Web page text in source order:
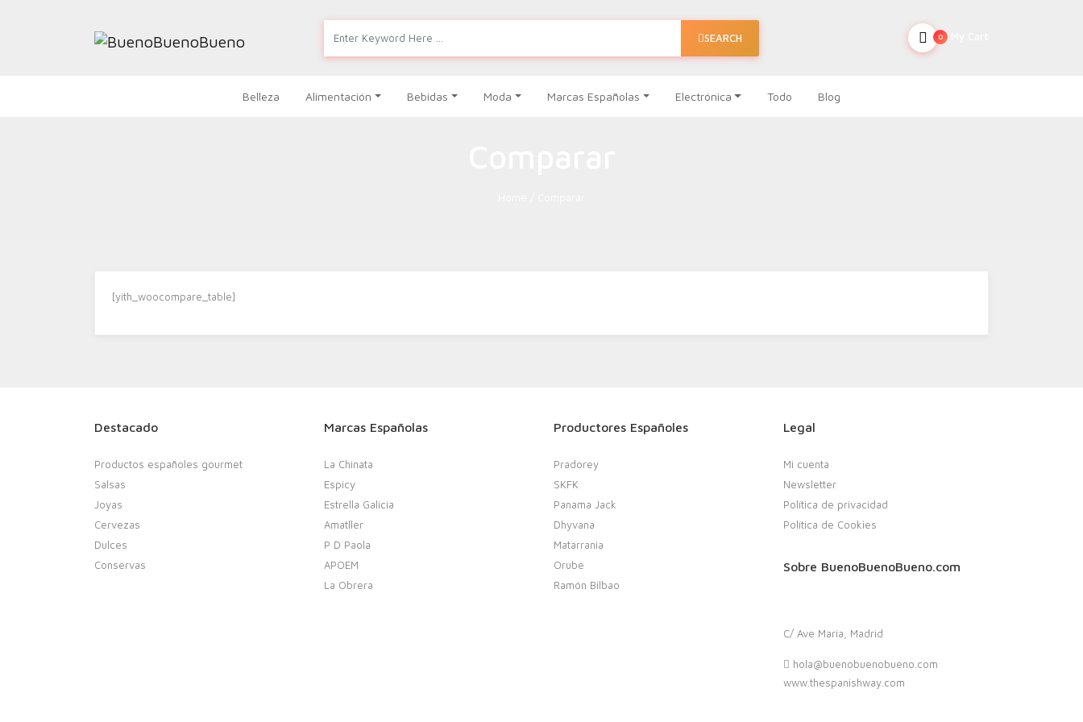
SEARCH 0
Belleza Alimentación Bebidas Moda Marcas Españolas Electrónica Todo Blog
[yith_woocompare_table]
Destacado
Productos españoles gourmet
Salsas
Joyas
Cervezas
Dulces
Conservas
Marcas Españolas
La Chinata
Espicy
Estrella Galicia
Amatller
P D Paola
APOEM
La Obrera
Productores Españoles
Pradorey
SKFK
Panama Jack
Dhyvana
Matarrania
Orube
Ramón Bilbao
Legal
Mi cuenta
Newsletter
Política de privacidad
Política de Cookies
Sobre BuenoBuenoBueno.com
C/ Ave María, Madrid
hola@buenobuenobueno.com
www.thespanishway.com